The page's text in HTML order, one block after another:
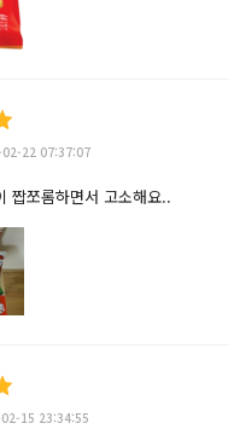
22 07:37:07
짭쪼롬하면서 고소해요..
15 23:34:55